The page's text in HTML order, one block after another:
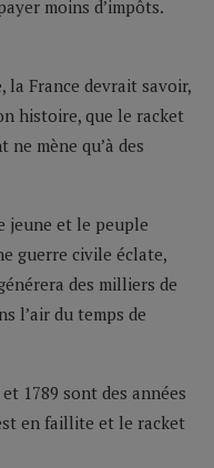
moins d’impôts.
la France devrait savoir,
histoire, que le racket
mène qu’à des
jeune et le peuple
guerre civile éclate,
des milliers de
l’air du temps de
1789 sont des années
en faillite et le racket